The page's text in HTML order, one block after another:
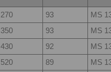
270 93 MS
350 93 MS
430 92 MS
520 89 MS